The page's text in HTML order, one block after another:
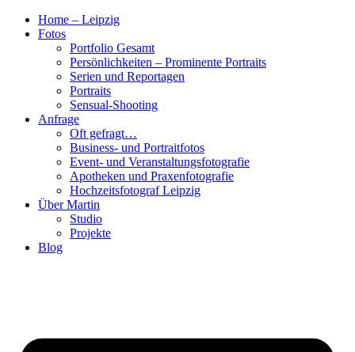
Zum
Inhalt
Home – Leipzig
Fotos
Portfolio Gesamt
Persönlichkeiten – Prominente Portraits
Serien und Reportagen
Portraits
Sensual-Shooting
Anfrage
Oft gefragt…
Business- und Portraitfotos
Event- und Veranstaltungsfotografie
Apotheken und Praxenfotografie
Hochzeitsfotograf Leipzig
Über Martin
Studio
Projekte
Blog